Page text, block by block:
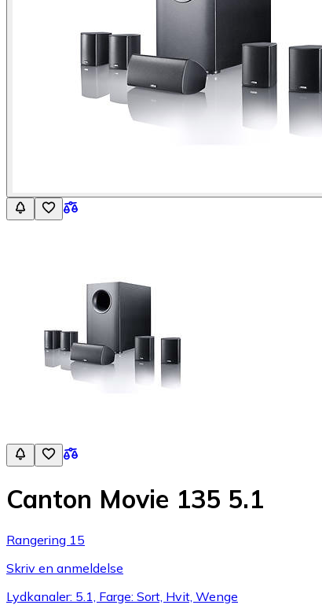
Canton Movie 135 5.1
Rangering 15
Skriv en anmeldelse
Lydkanaler: 5.1, Farge: Sort, Hvit, Wenge